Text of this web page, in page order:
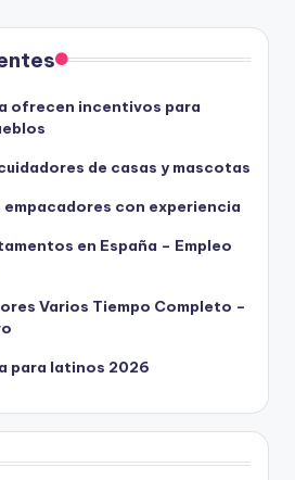
ofrecen incentivos para
de casas y mascotas
empacadores con experiencia
en España – Empleo
Varios Tiempo Completo –
para latinos 2026